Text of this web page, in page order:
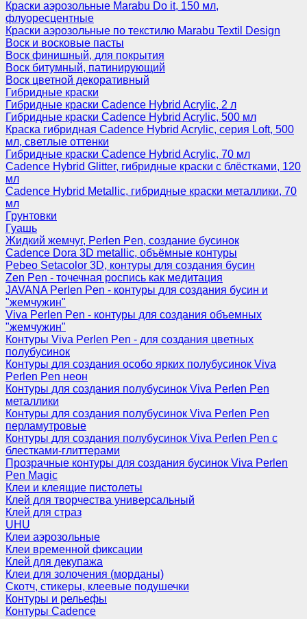
Краски аэрозольные Marabu Do it, 150 мл,
флуоресцентные
Краски аэрозольные по текстилю Marabu Textil Design
Воск и восковые пасты
Воск финишный, для покрытия
Воск битумный, патинирующий
Воск цветной декоративный
Гибридные краски
Гибридные краски Cadence Hybrid Acrylic, 2 л
Гибридные краски Cadence Hybrid Acrylic, 500 мл
Краска гибридная Cadence Hybrid Acrylic, серия Loft, 500
мл, светлые оттенки
Гибридные краски Cadence Hybrid Acrylic, 70 мл
Cadence Hybrid Glitter, гибридные краски с блёстками, 120
мл
Cadence Hybrid Metallic, гибридные краски металлики, 70
мл
Грунтовки
Гуашь
Жидкий жемчуг, Perlen Pen, создание бусинок
Cadence Dora 3D metallic, объёмные контуры
Pebeo Setacolor 3D, контуры для создания бусин
Zen Pen - точечная роспись как медитация
JAVANA Perlen Pen - контуры для создания бусин и
"жемчужин"
Viva Perlen Pen - контуры для создания объемных
"жемчужин"
Контуры Viva Perlen Pen - для создания цветных
полубусинок
Контуры для создания особо ярких полубусинок Viva
Perlen Pen неон
Контуры для создания полубусинок Viva Perlen Pen
металлики
Контуры для создания полубусинок Viva Perlen Pen
перламутровые
Контуры для создания полубусинок Viva Perlen Pen с
блестками-глиттерами
Прозрачные контуры для создания бусинок Viva Perlen
Pen Magic
Клеи и клеящие пистолеты
Клей для творчества универсальный
Клей для страз
UHU
Клеи аэрозольные
Клеи временной фиксации
Клей для декупажа
Клеи для золочения (морданы)
Скотч, стикеры, клеевые подушечки
Контуры и рельефы
Контуры Cadence